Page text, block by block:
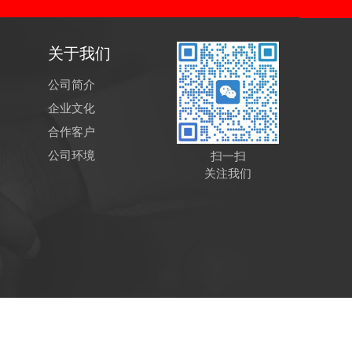
关于我们
公司简介
企业文化
合作客户
公司环境
扫一扫
关注我们